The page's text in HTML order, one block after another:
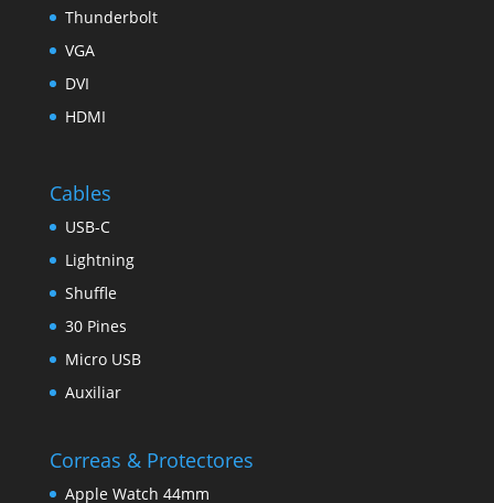
Thunderbolt
VGA
DVI
HDMI
Cables
USB-C
Lightning
Shuffle
30 Pines
Micro USB
Auxiliar
Correas & Protectores
Apple Watch 44mm